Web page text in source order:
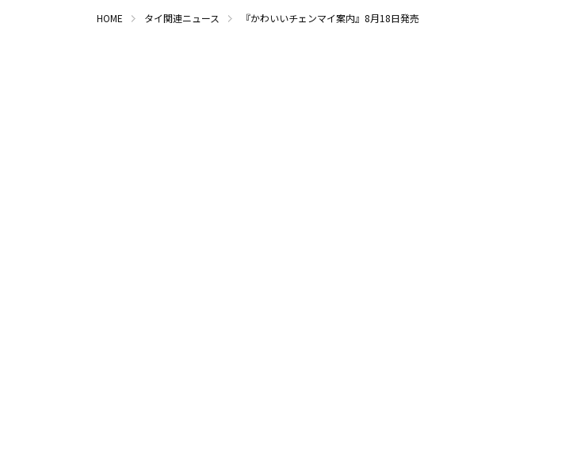
HOME タイ関連ニュース 『かわいいチェンマイ案内』8月18日発売